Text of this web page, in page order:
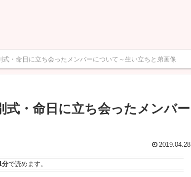
・命日に立ち会ったメンバーについて～生い立ちと弟画像
式・命日に立ち会ったメンバー
2019.04.28
分で読めます。